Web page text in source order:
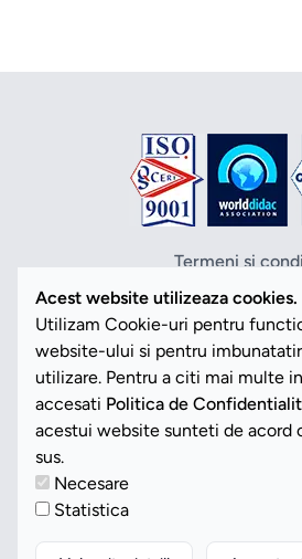
Termeni si
Politica de
Politica cookies
ANPC
SOL
SAL
Vezi Cookies
Copyright ©2026 Romdidac SA.
Acest website utilizeaza cookies.
Utilizam Cookie-uri pentru
website-ului si pentru
utilizare. Pentru a citi mai multe
accesati Politica de
acestui website sunteti de acord
sus.
Necesare
Statistica